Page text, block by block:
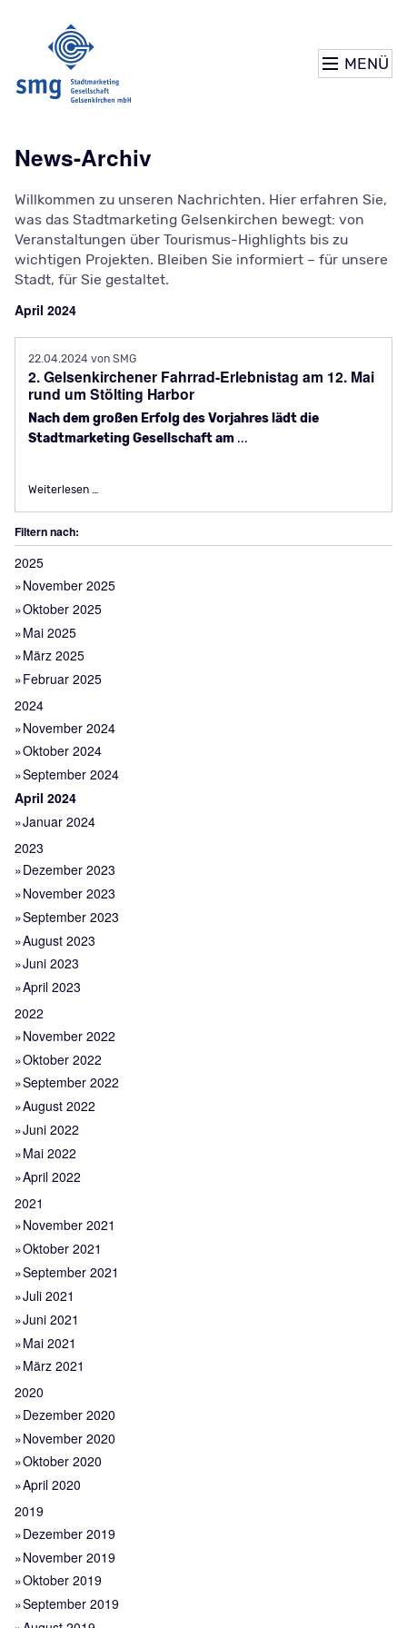
MENÜ
News-Archiv
Willkommen zu unseren Nachrichten. Hier erfahren Sie,
was das Stadtmarketing Gelsenkirchen bewegt: von
Veranstaltungen über Tourismus-Highlights bis zu
wichtigen Projekten. Bleiben Sie informiert – für unsere
Stadt, für Sie gestaltet.
April 2024
22.04.2024von SMG
2. Gelsenkirchener Fahrrad-Erlebnistag am 12. Mai
rund um Stölting Harbor
Nach dem großen Erfolg des Vorjahres lädt die
Stadtmarketing Gesellschaft am...
Weiterlesen …
Filtern nach:
2025
November 2025
Oktober 2025
Mai 2025
März 2025
Februar 2025
2024
November 2024
Oktober 2024
September 2024
April 2024
Januar 2024
2023
Dezember 2023
November 2023
September 2023
August 2023
Juni 2023
April 2023
2022
November 2022
Oktober 2022
September 2022
August 2022
Juni 2022
Mai 2022
April 2022
2021
November 2021
Oktober 2021
September 2021
Juli 2021
Juni 2021
Mai 2021
März 2021
2020
Dezember 2020
November 2020
Oktober 2020
April 2020
2019
Dezember 2019
November 2019
Oktober 2019
September 2019